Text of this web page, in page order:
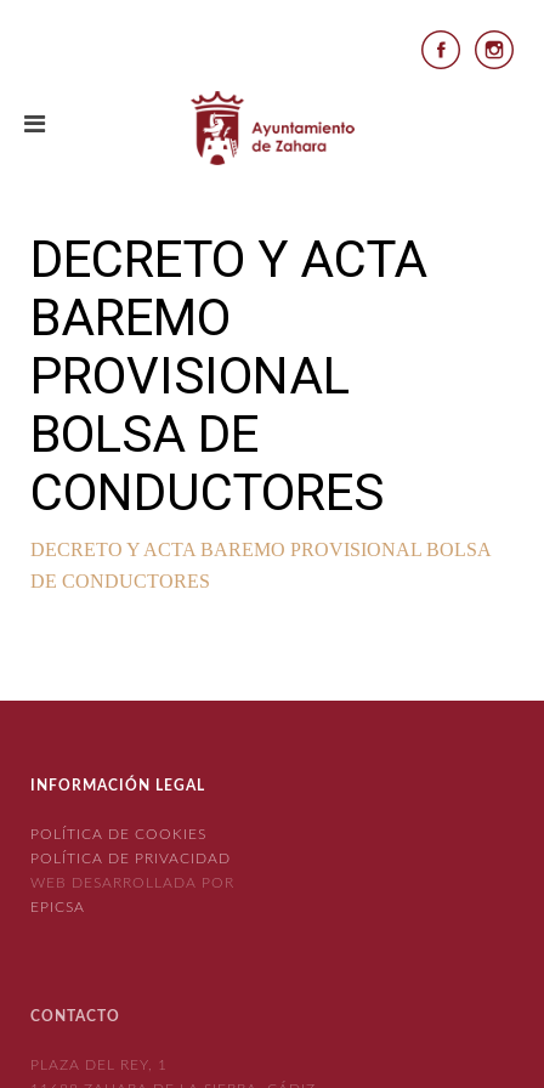
DECRETO Y ACTA
BAREMO
PROVISIONAL
BOLSA DE
CONDUCTORES
DECRETO Y ACTA BAREMO PROVISIONAL BOLSA
DE CONDUCTORES
INFORMACIÓN LEGAL
POLÍTICA DE COOKIES
POLÍTICA DE PRIVACIDAD
WEB DESARROLLADA POR
EPICSA
CONTACTO
PLAZA DEL REY, 1